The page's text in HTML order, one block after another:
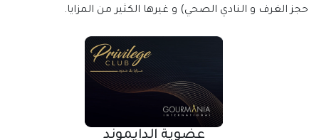
حجز الغرف و النادي الصحي) و غيرها الكثير من المزايا.
عضوية الدايموند
البريفليج